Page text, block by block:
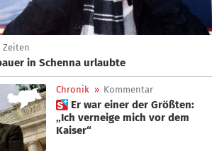
Zeiten
in Schenna urlaubte
Chronik » Kommentar
 Er war einer der Größten:
„Ich verneige mich vor dem
Kaiser“